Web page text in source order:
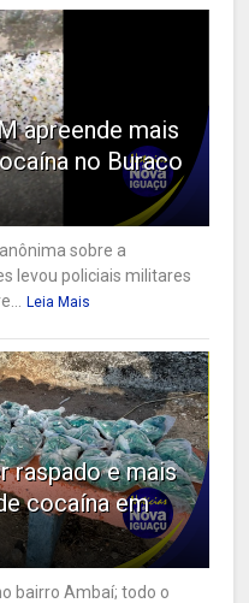
apreende mais
no Buraco
sobre a
levou policiais militares
Leia Mais
raspado e mais
cocaína em
bairro Ambaí; todo o